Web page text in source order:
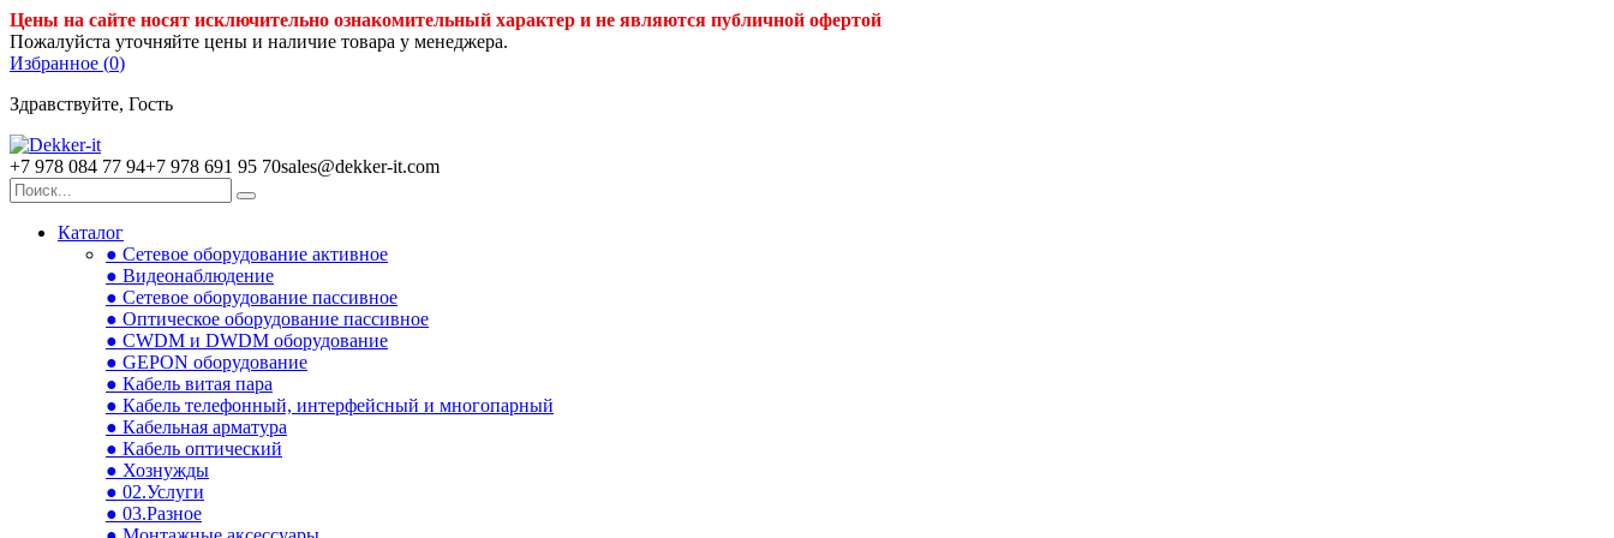
Цены на сайте носят исключительно ознакомительный характер и не являются публичной офертой
Пожалуйста уточняйте цены и наличие товара у менеджера.
Избранное (0)
Здравствуйте, Гость
+7 978 084 77 94+7 978 691 95 70sales@dekker-it.com
Каталог
● Сетевое оборудование активное
● Видеонаблюдение
● Сетевое оборудование пассивное
● Оптическое оборудование пассивное
● CWDM и DWDM оборудование
● GEPON оборудование
● Кабель витая пара
● Кабель телефонный, интерфейсный и многопарный
● Кабельная арматура
● Кабель оптический
● Хознужды
● 02.Услуги
● 03.Разное